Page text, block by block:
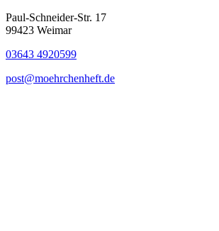
Paul-Schneider-Str. 17
99423 Weimar
03643 4920599
post@moehrchenheft.de